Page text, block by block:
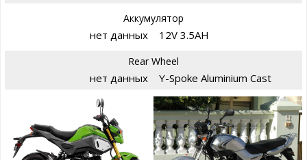
Аккумулятор
нет данных 12V 3.5AH
Rear Wheel
нет данных Y-Spoke Aluminium Cast